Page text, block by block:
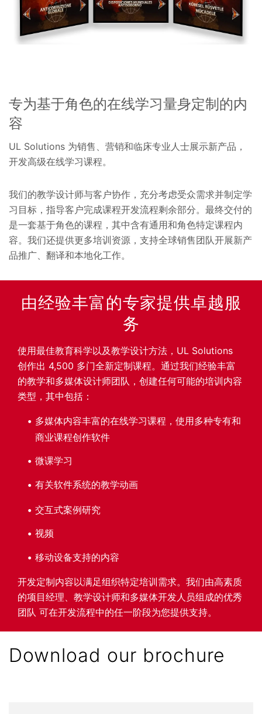
专为基于角色的在线学习量身定制的内
容
UL Solutions 为销售、营销和临床专业人士展示新产品，
开发高级在线学习课程。
我们的教学设计师与客户协作，充分考虑受众需求并制定学
习目标，指导客户完成课程开发流程剩余部分。最终交付的
是一套基于角色的课程，其中含有通用和角色特定课程内
容。我们还提供更多培训资源，支持全球销售团队开展新产
品推广、翻译和本地化工作。
由经验丰富的专家提供卓越服
务
使用最佳教育科学以及教学设计方法，UL Solutions
创作出 4,500 多门全新定制课程。通过我们经验丰富
的教学和多媒体设计师团队，创建任何可能的培训内容
类型，其中包括：
多媒体内容丰富的在线学习课程，使用多种专有和
商业课程创作软件
微课学习
有关软件系统的教学动画
交互式案例研究
视频
移动设备支持的内容
开发定制内容以满足组织特定培训需求。我们由高素质
的项目经理、教学设计师和多媒体开发人员组成的优秀
团队 可在开发流程中的任一阶段为您提供支持。
Download our brochure